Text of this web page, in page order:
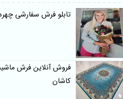
تابلو فرش سفارشی چهره
فروش آنلاین فرش ماشینی
کاشان